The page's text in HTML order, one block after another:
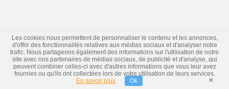
Les cookies nous permettent de personnaliser le contenu et les annonces,
d'offrir des fonctionnalités relatives aux médias sociaux et d'analyser notre
trafic. Nous partageons également des informations sur l'utilisation de notre
site avec nos partenaires de médias sociaux, de publicité et d'analyse, qui
peuvent combiner celles-ci avec d'autres informations que vous leur avez
fournies ou qu'ils ont collectées lors de votre utilisation de leurs services.
En savoir plus
Ok ×